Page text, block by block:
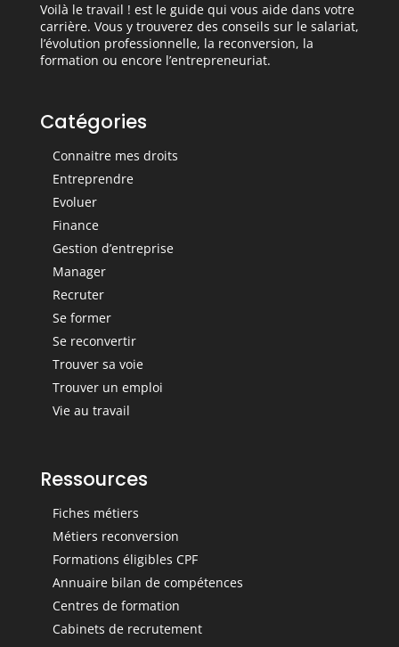
Voilà le travail ! est le guide qui vous aide dans votre
carrière. Vous y trouverez des conseils sur le salariat,
l’évolution professionnelle, la reconversion, la
formation ou encore l’entrepreneuriat.
Catégories
Connaitre mes droits
Entreprendre
Evoluer
Finance
Gestion d’entreprise
Manager
Recruter
Se former
Se reconvertir
Trouver sa voie
Trouver un emploi
Vie au travail
Ressources
Fiches métiers
Métiers reconversion
Formations éligibles CPF
Annuaire bilan de compétences
Centres de formation
Cabinets de recrutement